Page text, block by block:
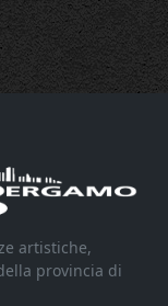
artistiche,
provincia di